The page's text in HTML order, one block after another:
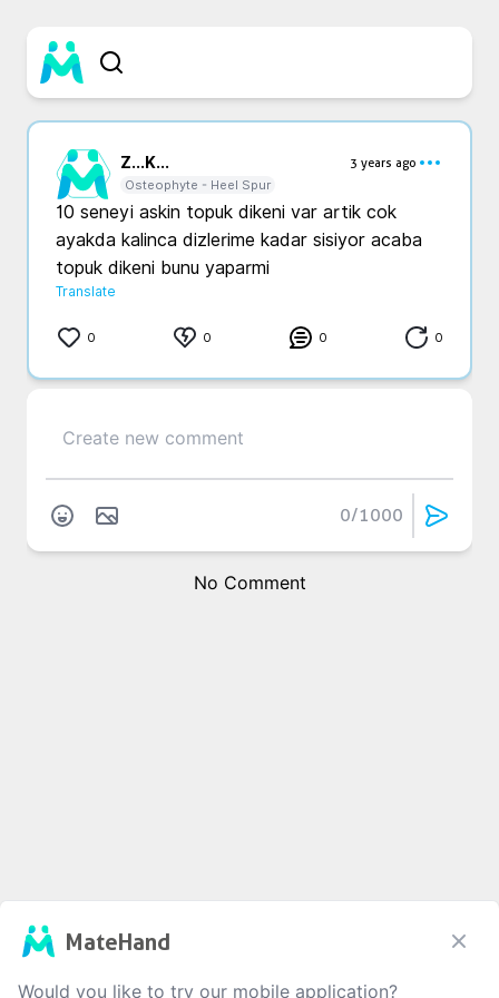
Z...K...
3 years ago
Osteophyte - Heel Spur
10 seneyi askin topuk dikeni var artik cok
ayakda kalinca dizlerime kadar sisiyor acaba
topuk dikeni bunu yaparmi
Translate
0 0 0 0
0/1000
No Comment
MateHand
Would you like to try our mobile application?